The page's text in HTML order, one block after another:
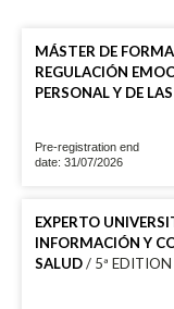
MÁSTER DE
REGULACIÓN
PERSONAL Y DE
Pre-registration end
date: 31/07/2026
EXPERTO
INFORMACIÓN Y
SALUD/ 5ª EDITION